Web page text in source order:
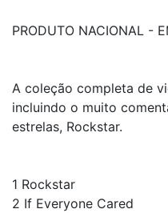
PRODUTO NACIONAL -
A coleção completa de
incluindo o muito
estrelas, Rockstar.
1 Rockstar
2 If Everyone Cared